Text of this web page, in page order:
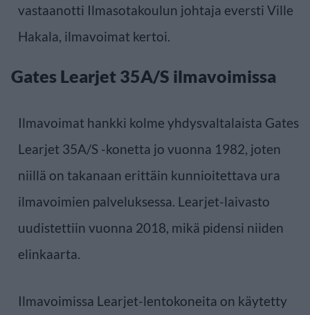
vastaanotti Ilmasotakoulun johtaja eversti Ville
Hakala, ilmavoimat kertoi.
Gates Learjet 35A/S ilmavoimissa
Ilmavoimat hankki kolme yhdysvaltalaista Gates
Learjet 35A/S -konetta jo vuonna 1982, joten
niillä on takanaan erittäin kunnioitettava ura
ilmavoimien palveluksessa. Learjet-laivasto
uudistettiin vuonna 2018, mikä pidensi niiden
elinkaarta.
Ilmavoimissa Learjet-lentokoneita on käytetty